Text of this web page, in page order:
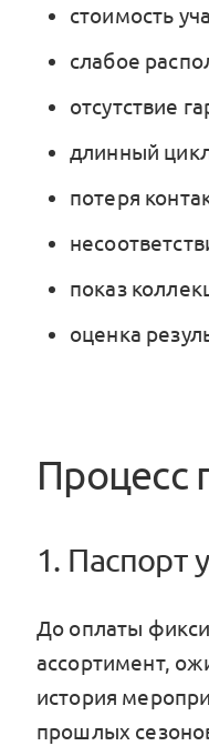
стоимость
слабое
отсутствие
длинный
потеря
показ
оценка
Процесс
1. Паспорт
До оплаты
ассортимент,
история
прошлых